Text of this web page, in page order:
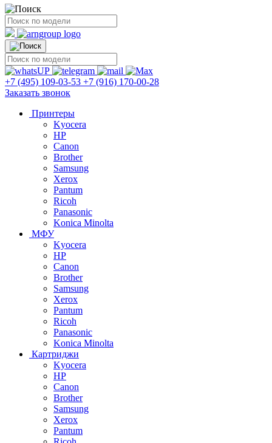
+7 (495) 109-03-53 +7 (916) 170-00-28
Заказать звонок
Принтеры
Kyocera
HP
Canon
Brother
Samsung
Xerox
Pantum
Ricoh
Panasonic
Konica Minolta
МФУ
Kyocera
HP
Canon
Brother
Samsung
Xerox
Pantum
Ricoh
Panasonic
Konica Minolta
Картриджи
Kyocera
HP
Canon
Brother
Samsung
Xerox
Pantum